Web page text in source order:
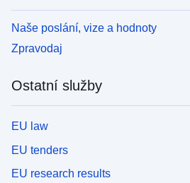
Naše poslání, vize a hodnoty
Zpravodaj
Ostatní služby
EU law
EU tenders
EU research results